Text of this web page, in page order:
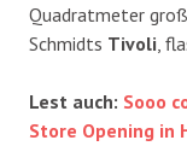
Quadratmeter
Schmidts Tivoli,
Lest auch: Sooo
Store Opening in